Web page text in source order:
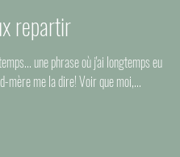
repartir
une phrase où j'ai longtemps eu
mère me la dire! Voir que moi,...